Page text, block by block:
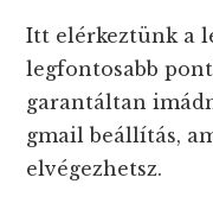
Itt elérkeztünk a
legfontosabb
garantáltan
gmail beállítás,
elvégezhetsz.